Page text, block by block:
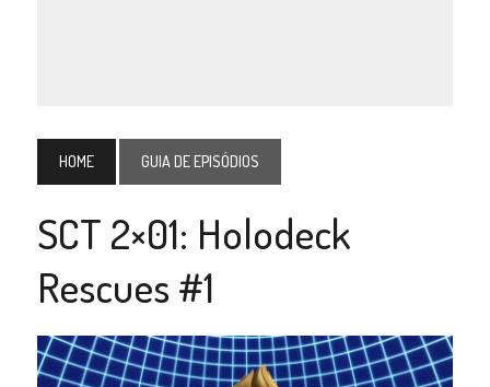
HOME GUIA DE EPISÓDIOS
SCT 2×01: Holodeck
Rescues #1